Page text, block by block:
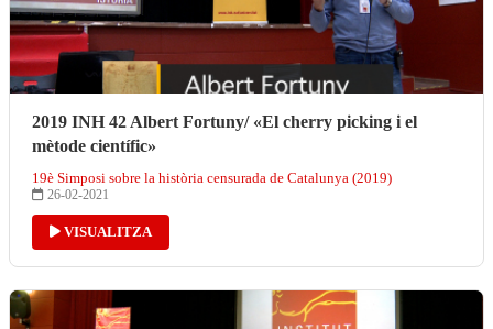
2019 INH 42 Albert Fortuny/ «El cherry picking i el
mètode científic»
19è Simposi sobre la història censurada de Catalunya (2019)
26-02-2021
VISUALITZA